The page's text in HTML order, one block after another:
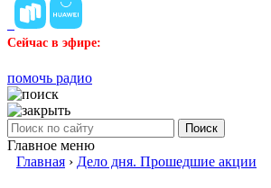
Сейчас в эфире:
помочь радио
Поиск
Главное меню
Главная › Дело дня. Прошедшие акции